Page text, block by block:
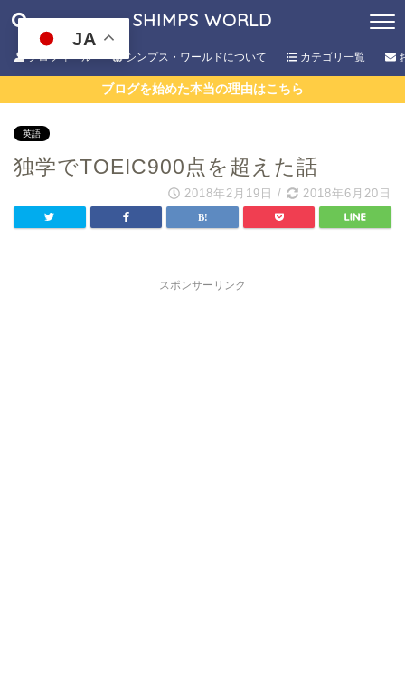
SHIMPS WORLD
プロフィール シンプス・ワールドについて カテゴリ一覧
ブログを始めた本当の理由はこちら
英語
独学でTOEIC900点を超えた話
2018年2月19日 / 2018年6月20日
スポンサーリンク
JA